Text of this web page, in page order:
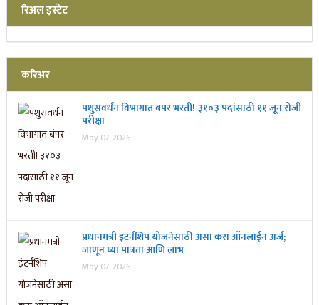
रिअल इस्टेट
करिअर
पशुसंवर्धन विभागात बंपर भरती! ३१०३ पदांसाठी ११ जून रोजी
परीक्षा
May 07, 2026
प्रधानमंत्री इंटर्नशिप योजनेसाठी असा करा ऑनलाईन अर्ज;
जाणून घ्या पात्रता आणि लाभ
May 07, 2026